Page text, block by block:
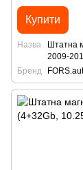
Купити
Назва
Штатна
2009-
Бренд